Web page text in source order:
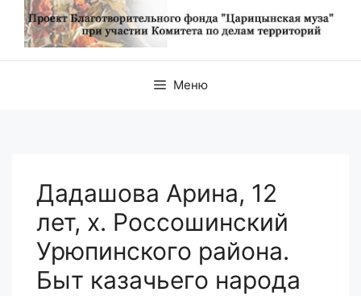
Меню
Дадашова Арина, 12
лет, х. Россошинский
Урюпинского района.
Быт казачьего народа